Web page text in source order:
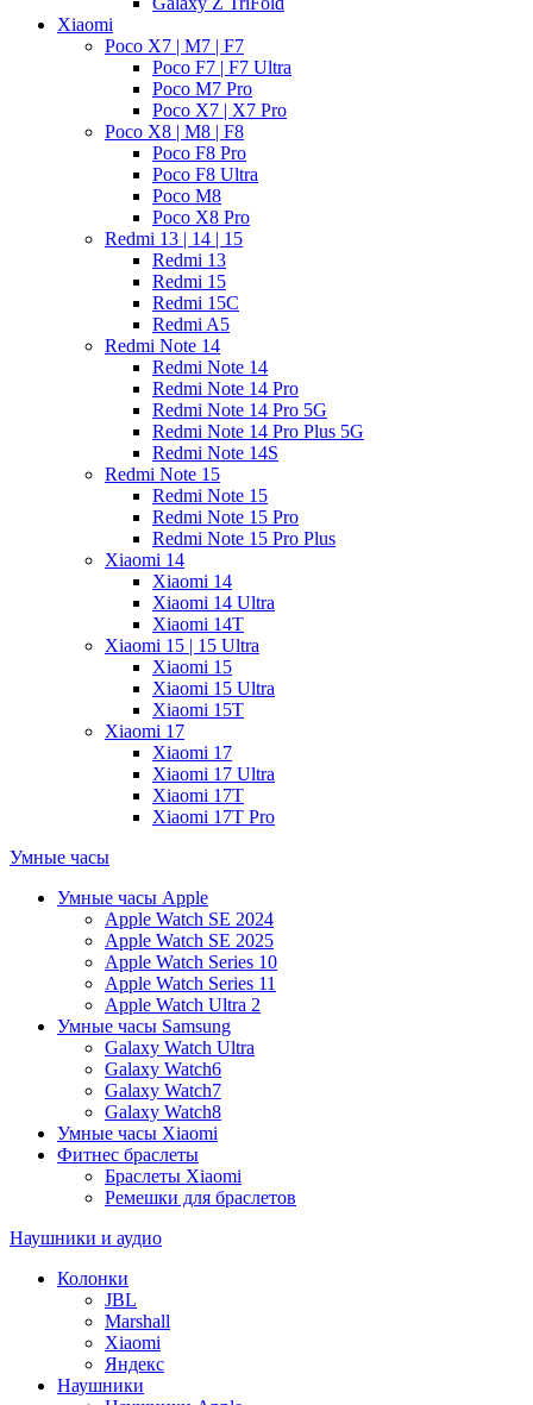
Xiaomi
Poco X7 | M7 | F7
Poco F7 | F7 Ultra
Poco M7 Pro
Poco X7 | X7 Pro
Poco X8 | M8 | F8
Poco F8 Pro
Poco F8 Ultra
Poco M8
Poco X8 Pro
Redmi 13 | 14 | 15
Redmi 13
Redmi 15
Redmi 15C
Redmi A5
Redmi Note 14
Redmi Note 14
Redmi Note 14 Pro
Redmi Note 14 Pro 5G
Redmi Note 14 Pro Plus 5G
Redmi Note 14S
Redmi Note 15
Redmi Note 15
Redmi Note 15 Pro
Redmi Note 15 Pro Plus
Xiaomi 14
Xiaomi 14
Xiaomi 14 Ultra
Xiaomi 14T
Xiaomi 15 | 15 Ultra
Xiaomi 15
Xiaomi 15 Ultra
Xiaomi 15T
Xiaomi 17
Xiaomi 17
Xiaomi 17 Ultra
Xiaomi 17T
Xiaomi 17T Pro
Умные часы
Умные часы Apple
Apple Watch SE 2024
Apple Watch SE 2025
Apple Watch Series 10
Apple Watch Series 11
Apple Watch Ultra 2
Умные часы Samsung
Galaxy Watch Ultra
Galaxy Watch6
Galaxy Watch7
Galaxy Watch8
Умные часы Xiaomi
Фитнес браслеты
Браслеты Xiaomi
Ремешки для браслетов
Наушники и аудио
Колонки
JBL
Marshall
Xiaomi
Яндекс
Наушники